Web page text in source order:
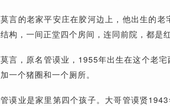
莫言的老家平安庄在胶河边上，他出生的
结构，一间正堂四个房间，连同前院，都是
莫言，原名管谟业，1955年出生在这个老
加一个猪圈和一个厕所。
管谟业是家里第四个孩子。大哥管谟贤